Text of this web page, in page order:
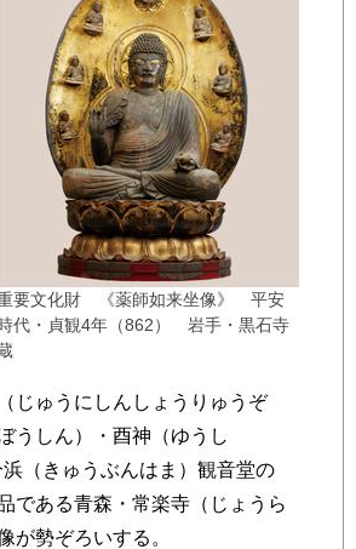
要文化財 《薬師如来坐像》 平安
代・貞観4年（862） 岩手・黒石寺
じゅうにしんしょうりゅうぞ
うしん）・酉神（ゆうし
（きゅうぶんはま）観音堂の
である青森・常楽寺（じょうら
が勢ぞろいする。